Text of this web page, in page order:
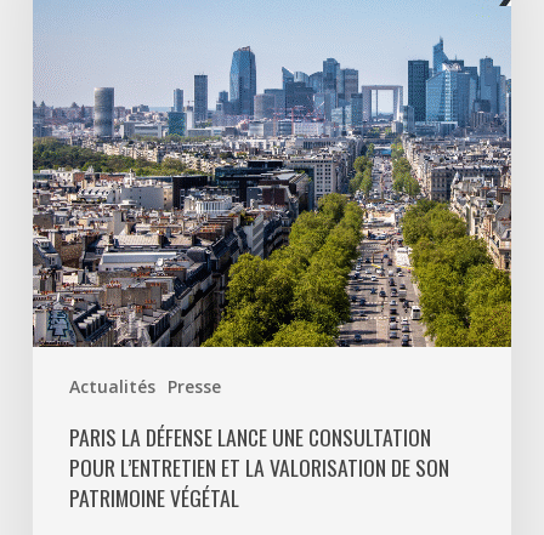
Actualités Presse
consultation
pour
l’entretien
et
la
valorisation
de
son
patrimoine
végétal
PARIS LA DÉFENSE LANCE UNE CONSULTATION
POUR L’ENTRETIEN ET LA VALORISATION DE SON
PATRIMOINE VÉGÉTAL